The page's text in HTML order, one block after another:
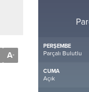
A-
PERŞEMBE
Parçalı Bulutlu
CUMA
Açık